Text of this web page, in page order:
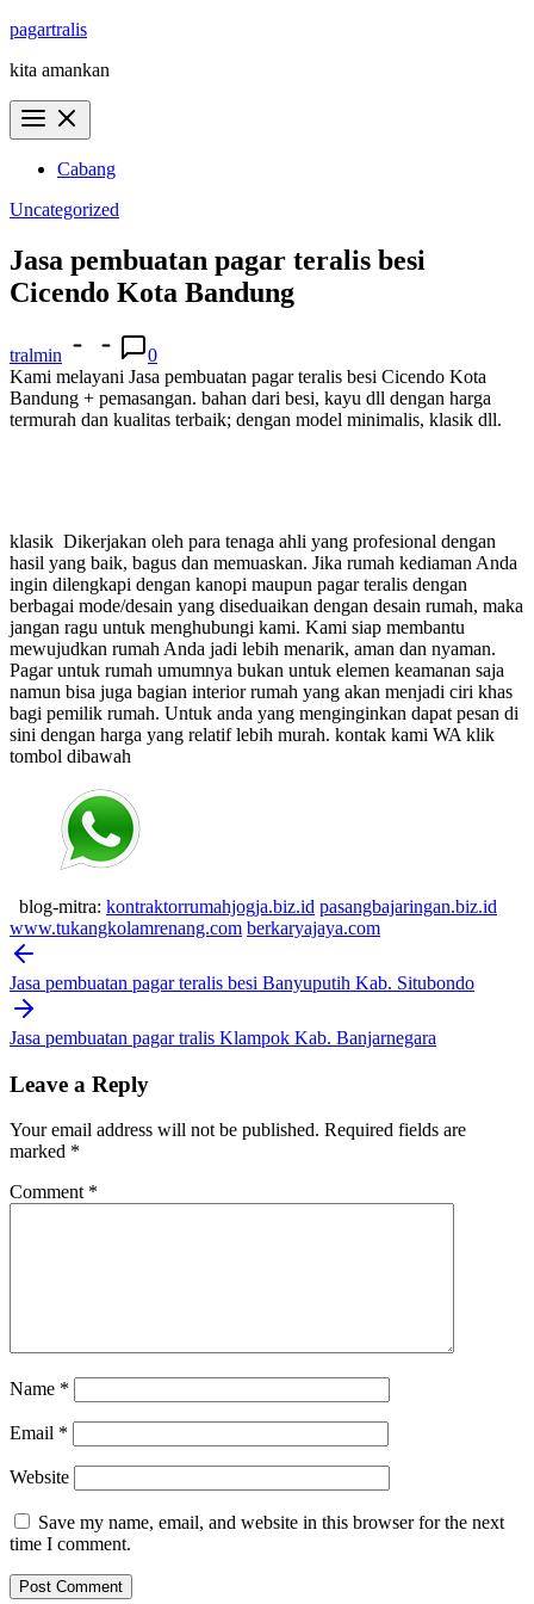
Skip
content
pagartralis
kita amankan
Cabang
Uncategorized
Jasa pembuatan pagar teralis besi
Cicendo Kota Bandung
tralmin
0
Kami melayani Jasa pembuatan pagar teralis besi Cicendo Kota
Bandung + pemasangan. bahan dari besi, kayu dll dengan harga
termurah dan kualitas terbaik; dengan model minimalis, klasik dll.
klasik Dikerjakan oleh para tenaga ahli yang profesional dengan
hasil yang baik, bagus dan memuaskan. Jika rumah kediaman Anda
ingin dilengkapi dengan kanopi maupun pagar teralis dengan
berbagai mode/desain yang diseduaikan dengan desain rumah, maka
jangan ragu untuk menghubungi kami. Kami siap membantu
mewujudkan rumah Anda jadi lebih menarik, aman dan nyaman.
Pagar untuk rumah umumnya bukan untuk elemen keamanan saja
namun bisa juga bagian interior rumah yang akan menjadi ciri khas
bagi pemilik rumah. Untuk anda yang menginginkan dapat pesan di
sini dengan harga yang relatif lebih murah. kontak kami WA klik
tombol dibawah
blog-mitra: kontraktorrumahjogja.biz.id pasangbajaringan.biz.id
www.tukangkolamrenang.com berkaryajaya.com
Post
navigation
Jasa pembuatan pagar teralis besi Banyuputih Kab. Situbondo
Jasa pembuatan pagar tralis Klampok Kab. Banjarnegara
Leave a Reply
Your email address will not be published. Required fields are
marked *
Comment *
Name *
Email *
Website
Save my name, email, and website in this browser for the next
time I comment.